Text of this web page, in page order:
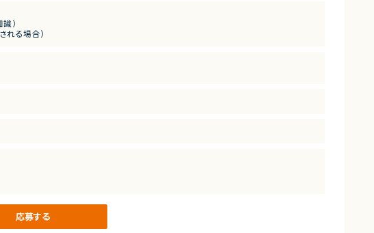
）
る場合）
応募する